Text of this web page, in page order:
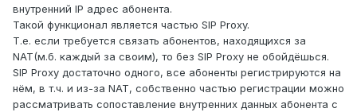
внутренний IP адрес абонента.
Такой функционал является частью SIP Proxy.
Т.е. если требуется связать абонентов, находящихся за
NAT(м.б. каждый за своим), то без SIP Proxy не обойдёшься.
SIP Proxy достаточно одного, все абоненты регистрируются на
нём, в т.ч. и из-за NAT, собственно частью регистрации можно
рассматривать сопоставление внутренних данных абонента с